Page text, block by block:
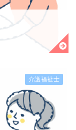
介護福祉士